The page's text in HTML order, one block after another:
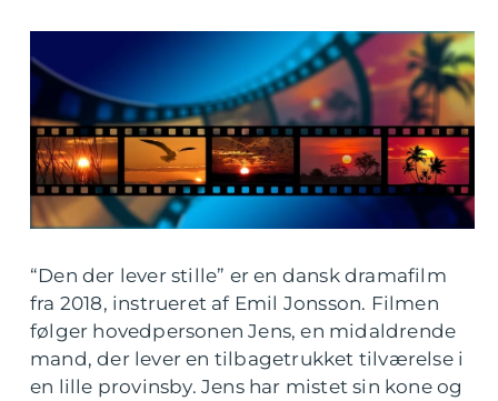
“Den der lever stille” er en dansk dramafilm
fra 2018, instrueret af Emil Jonsson. Filmen
følger hovedpersonen Jens, en midaldrende
mand, der lever en tilbagetrukket tilværelse i
en lille provinsby. Jens har mistet sin kone og